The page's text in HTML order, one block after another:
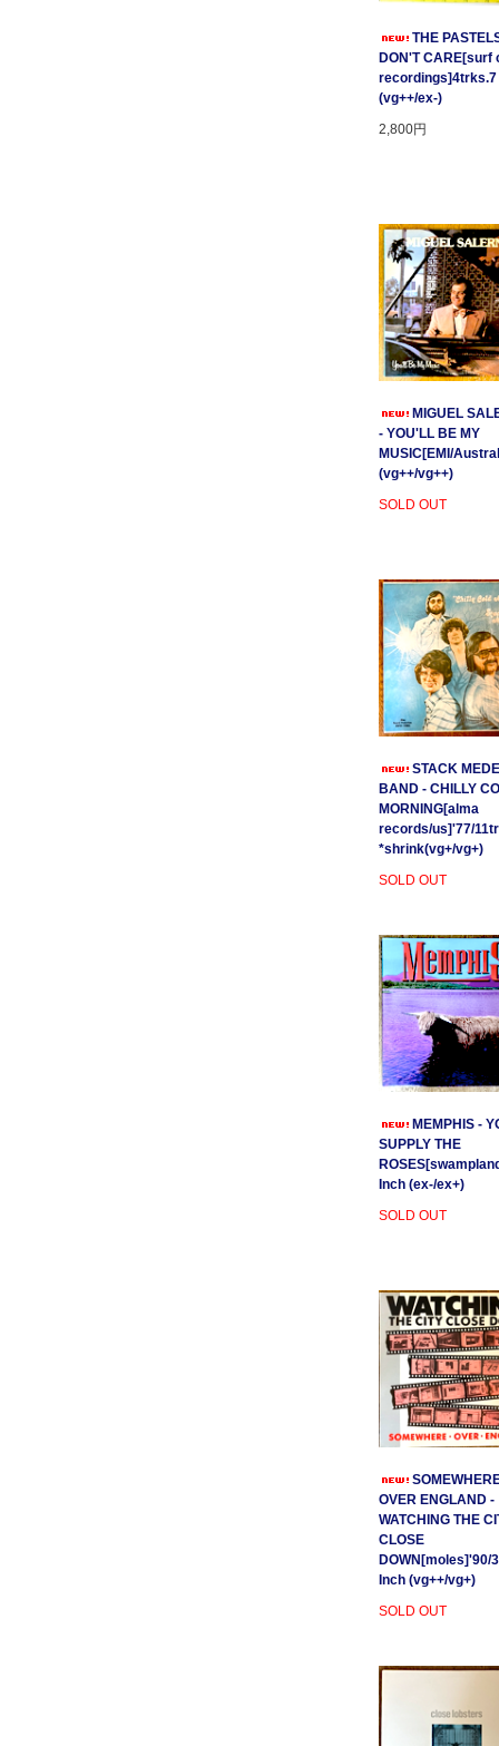
THE
DON'T CARE[surf
recordings]4trks.7
(vg++/ex-)
2,800円
MIGUEL
- YOU'LL BE MY
MUSIC[EMI/
(vg++/vg++)
SOLD OUT
STACK
BAND - CHILLY
MORNING[alma
records/us]'77/
*shrink(vg+/vg+)
SOLD OUT
MEMPHIS -
SUPPLY THE
Inch (ex-/ex+)
SOLD OUT
OVER ENGLAND -
WATCHING THE
CLOSE
DOWN[moles]'90/
Inch (vg++/vg+)
SOLD OUT